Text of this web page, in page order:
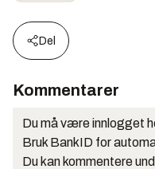
Del
Kommentarer
Du må være innlogget
Bruk BankID for
Du kan kommentere